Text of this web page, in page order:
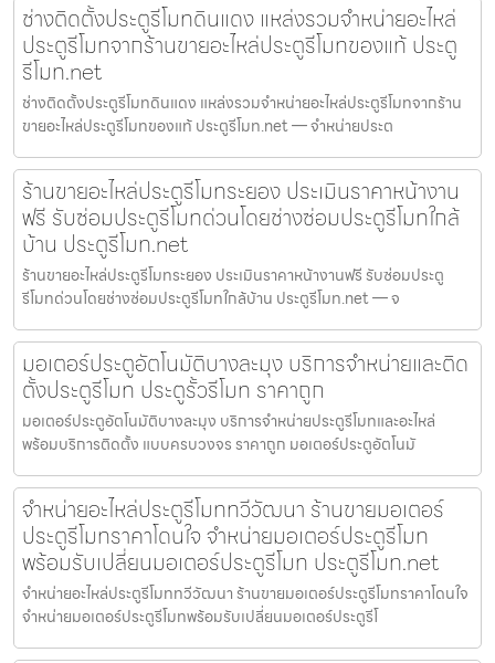
ช่างติดตั้งประตูรีโมทดินแดง แหล่งรวมจำหน่ายอะไหล่
ประตูรีโมทจากร้านขายอะไหล่ประตูรีโมทของแท้ ประตู
รีโมท.net
ช่างติดตั้งประตูรีโมทดินแดง แหล่งรวมจำหน่ายอะไหล่ประตูรีโมทจากร้าน
ขายอะไหล่ประตูรีโมทของแท้ ประตูรีโมท.net — จำหน่ายประต
ร้านขายอะไหล่ประตูรีโมทระยอง ประเมินราคาหน้างาน
ฟรี รับซ่อมประตูรีโมทด่วนโดยช่างซ่อมประตูรีโมทใกล้
บ้าน ประตูรีโมท.net
ร้านขายอะไหล่ประตูรีโมทระยอง ประเมินราคาหน้างานฟรี รับซ่อมประตู
รีโมทด่วนโดยช่างซ่อมประตูรีโมทใกล้บ้าน ประตูรีโมท.net — จ
มอเตอร์ประตูอัตโนมัติบางละมุง บริการจำหน่ายและติด
ตั้งประตูรีโมท ประตูรั้วรีโมท ราคาถูก
มอเตอร์ประตูอัตโนมัติบางละมุง บริการจำหน่ายประตูรีโมทและอะไหล่
พร้อมบริการติดตั้ง แบบครบวงจร ราคาถูก มอเตอร์ประตูอัตโนมั
จำหน่ายอะไหล่ประตูรีโมททวีวัฒนา ร้านขายมอเตอร์
ประตูรีโมทราคาโดนใจ จำหน่ายมอเตอร์ประตูรีโมท
พร้อมรับเปลี่ยนมอเตอร์ประตูรีโมท ประตูรีโมท.net
จำหน่ายอะไหล่ประตูรีโมททวีวัฒนา ร้านขายมอเตอร์ประตูรีโมทราคาโดนใจ
จำหน่ายมอเตอร์ประตูรีโมทพร้อมรับเปลี่ยนมอเตอร์ประตูรีโ